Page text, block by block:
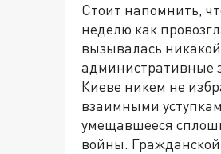
Стоит напомнить,
неделю как
вызывалась
административные
Киеве никем не
взаимными
умещавшееся
войны.